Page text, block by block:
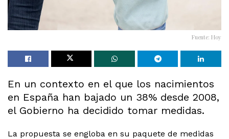
Fuente: Hoy
En un contexto en el que los nacimientos
en España han bajado un 38% desde 2008,
el Gobierno ha decidido tomar medidas.
La propuesta se engloba en su paquete de medidas